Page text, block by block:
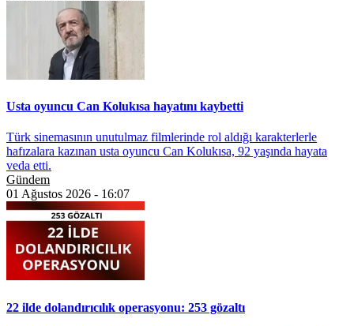
Usta oyuncu Can Kolukısa hayatını kaybetti
Türk sinemasının unutulmaz filmlerinde rol aldığı karakterlerle
hafızalara kazınan usta oyuncu Can Kolukısa, 92 yaşında hayata
veda etti.
Gündem
01 Ağustos 2026 - 16:07
22 ilde dolandırıcılık operasyonu: 253 gözaltı